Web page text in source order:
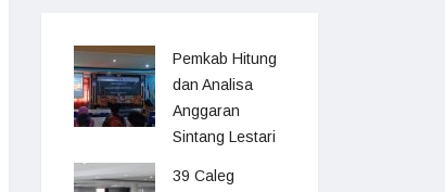
Pemkab Hitung
dan Analisa
Anggaran
Sintang Lestari
39 Caleg